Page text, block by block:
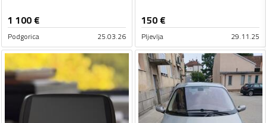
1 100€
Podgorica 25.03.26
150€
Pljevlja 29.11.25